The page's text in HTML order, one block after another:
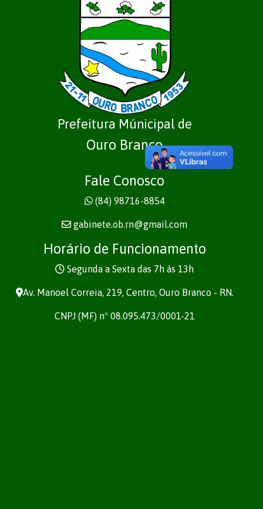
Prefeitura Múnicipal de
Ouro Branco
Fale Conosco
(84) 98716-8854
gabinete.ob.rn@gmail.com
Horário de Funcionamento
Segunda a Sexta das 7h às 13h
Av. Manoel Correia, 219, Centro, Ouro Branco - RN.
CNPJ (MF) nº 08.095.473/0001-21